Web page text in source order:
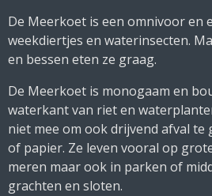
De Meerkoet is een omnivoor en
weekdiertjes en waterinsecten.
en bessen eten ze graag.
De Meerkoet is monogaam en
waterkant van riet en
niet mee om ook drijvend afval te
of papier. Ze leven vooral op
meren maar ook in parken of
grachten en sloten.